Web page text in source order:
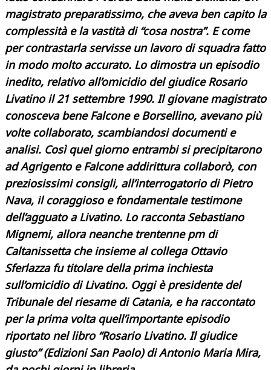
magistrato preparatissimo, che aveva ben capito la
complessità e la vastità di “cosa nostra”. E come
per contrastarla servisse un lavoro di squadra fatto
in modo molto accurato. Lo dimostra un episodio
inedito, relativo all’omicidio del giudice Rosario
Livatino il 21 settembre 1990. Il giovane magistrato
conosceva bene Falcone e Borsellino, avevano più
volte collaborato, scambiandosi documenti e
analisi. Così quel giorno entrambi si precipitarono
ad Agrigento e Falcone addirittura collaborò, con
preziosissimi consigli, all’interrogatorio di Pietro
Nava, il coraggioso e fondamentale testimone
dell’agguato a Livatino. Lo racconta Sebastiano
Mignemi, allora neanche trentenne pm di
Caltanissetta che insieme al collega Ottavio
Sferlazza fu titolare della prima inchiesta
sull’omicidio di Livatino. Oggi è presidente del
Tribunale del riesame di Catania, e ha raccontato
per la prima volta quell’importante episodio
riportato nel libro “Rosario Livatino. Il giudice
giusto” (Edizioni San Paolo) di Antonio Maria Mira,